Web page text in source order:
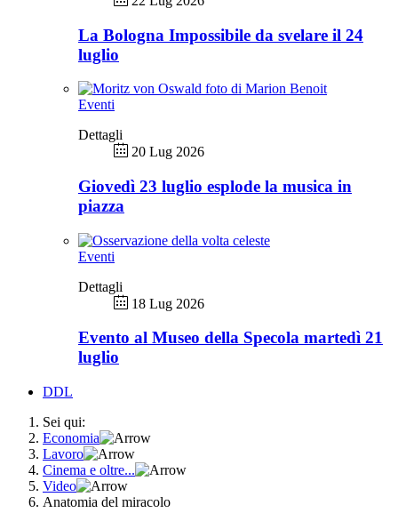
La Bologna Impossibile da svelare il 24
luglio
Eventi
Dettagli
20 Lug 2026
Giovedì 23 luglio esplode la musica in
piazza
Eventi
Dettagli
18 Lug 2026
Evento al Museo della Specola martedì 21
luglio
DDL
Sei qui:
Economia
Lavoro
Cinema e oltre...
Video
Anatomia del miracolo